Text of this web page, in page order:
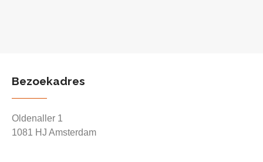
Bezoekadres
Oldenaller 1
1081 HJ Amsterdam